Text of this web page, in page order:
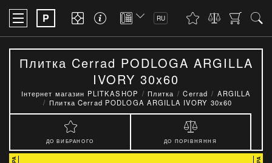
P RU
Плитка Cerrad PODLOGA ARGILLA
IVORY 30x60
Інтернет магазин PLITKASHOP Плитка Cerrad
ARGILLA
Плитка Cerrad PODLOGA ARGILLA IVORY 30x60
ДО ВИБРАНОГО ДО ПОРІВНЯННЯ